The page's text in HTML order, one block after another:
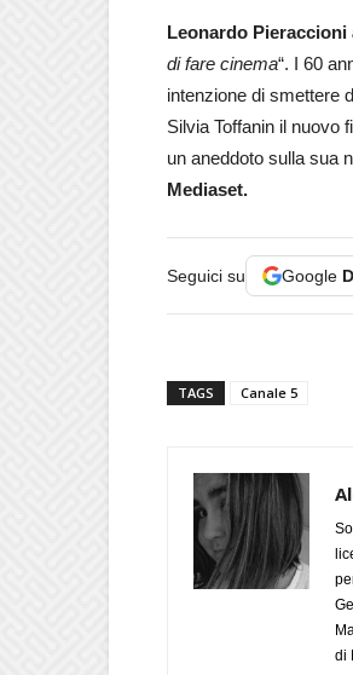
Leonardo Pieraccioni
di fare cinema“. I 60
intenzione di smettere
Silvia Toffanin il nuovo
un aneddoto sulla sua
Mediaset.
Seguici su Google
TAGS Canale 5
di